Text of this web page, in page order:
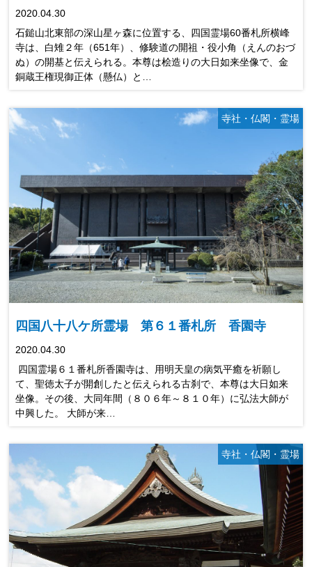
2020.04.30
石鎚山北東部の深山星ヶ森に位置する、四国霊場60番札所横峰
寺は、白雉２年（651年）、修験道の開祖・役小角（えんのおづ
ぬ）の開基と伝えられる。本尊は桧造りの大日如来坐像で、金
銅蔵王権現御正体（懸仏）と…
寺社・仏閣・霊場
四国八十八ケ所霊場 第６１番札所 香園寺
2020.04.30
四国霊場６１番札所香園寺は、用明天皇の病気平癒を祈願し
て、聖徳太子が開創したと伝えられる古刹で、本尊は大日如来
坐像。その後、大同年間（８０６年～８１０年）に弘法大師が
中興した。 大師が来…
寺社・仏閣・霊場